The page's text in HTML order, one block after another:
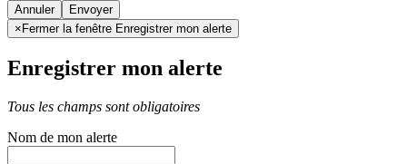
Annuler
× Fermer la fenêtre Enregistrer mon alerte
Enregistrer mon alerte
Tous les champs sont obligatoires
Nom de mon alerte